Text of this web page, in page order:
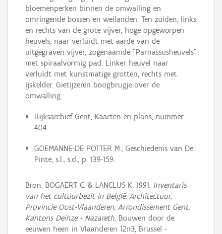
bloemenperken binnen de omwalling en
omringende bossen en weilanden. Ten zuiden, links
en rechts van de grote vijver, hoge opgeworpen
heuvels, naar verluidt met aarde van de
uitgegraven vijver, zogenaamde "Parnassusheuvels"
met spiraalvormig pad. Linker heuvel naar
verluidt met kunstmatige grotten, rechts met
ijskelder. Gietijzeren boogbrugje over de
omwalling.
Rijksarchief Gent, Kaarten en plans, nummer
404.
GOEMANNE-DE POTTER M., Geschiedenis van De
Pinte, s.l., s.d., p. 139-159.
Bron: BOGAERT C. & LANCLUS K. 1991: Inventaris
van het cultuurbezit in België, Architectuur,
Provincie Oost-Vlaanderen, Arrondissement Gent,
Kantons Deinze - Nazareth, Bouwen door de
eeuwen heen in Vlaanderen 12n3, Brussel -